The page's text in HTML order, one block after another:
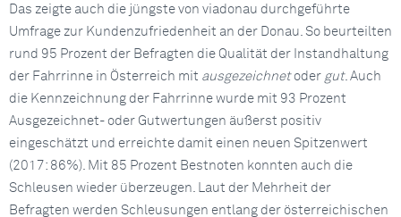
Das zeigte auch die jüngste von viadonau durchgeführte
Umfrage zur Kundenzufriedenheit an der Donau. So beurteilten
rund 95 Prozent der Befragten die Qualität der Instandhaltung
der Fahrrinne in Österreich mit ausgezeichnetoder gut. Auch
die Kennzeichnung der Fahrrinne wurde mit 93 Prozent
Ausgezeichnet- oder Gutwertungen äußerst positiv
eingeschätzt und erreichte damit einen neuen Spitzenwert
(2017: 86%). Mit 85 Prozent Bestnoten konnten auch die
Schleusen wieder überzeugen. Laut der Mehrheit der
Befragten werden Schleusungen entlang der österreichischen